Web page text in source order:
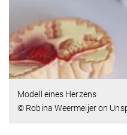
Modell eines Herzens
© Robina Weermeijer on